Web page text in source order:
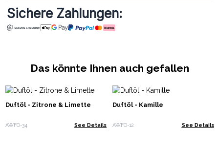
Sichere Zahlungen:
Das könnte Ihnen auch gefallen
Duftöl - Zitrone & Limette
AWFO-34 See Details
Duftöl - Kamille
AWFO-12 See Details